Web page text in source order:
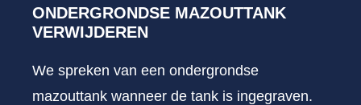
ONDERGRONDSE MAZOUTTANK
VERWIJDEREN
We spreken van een ondergrondse
mazouttank wanneer de tank is ingegraven.